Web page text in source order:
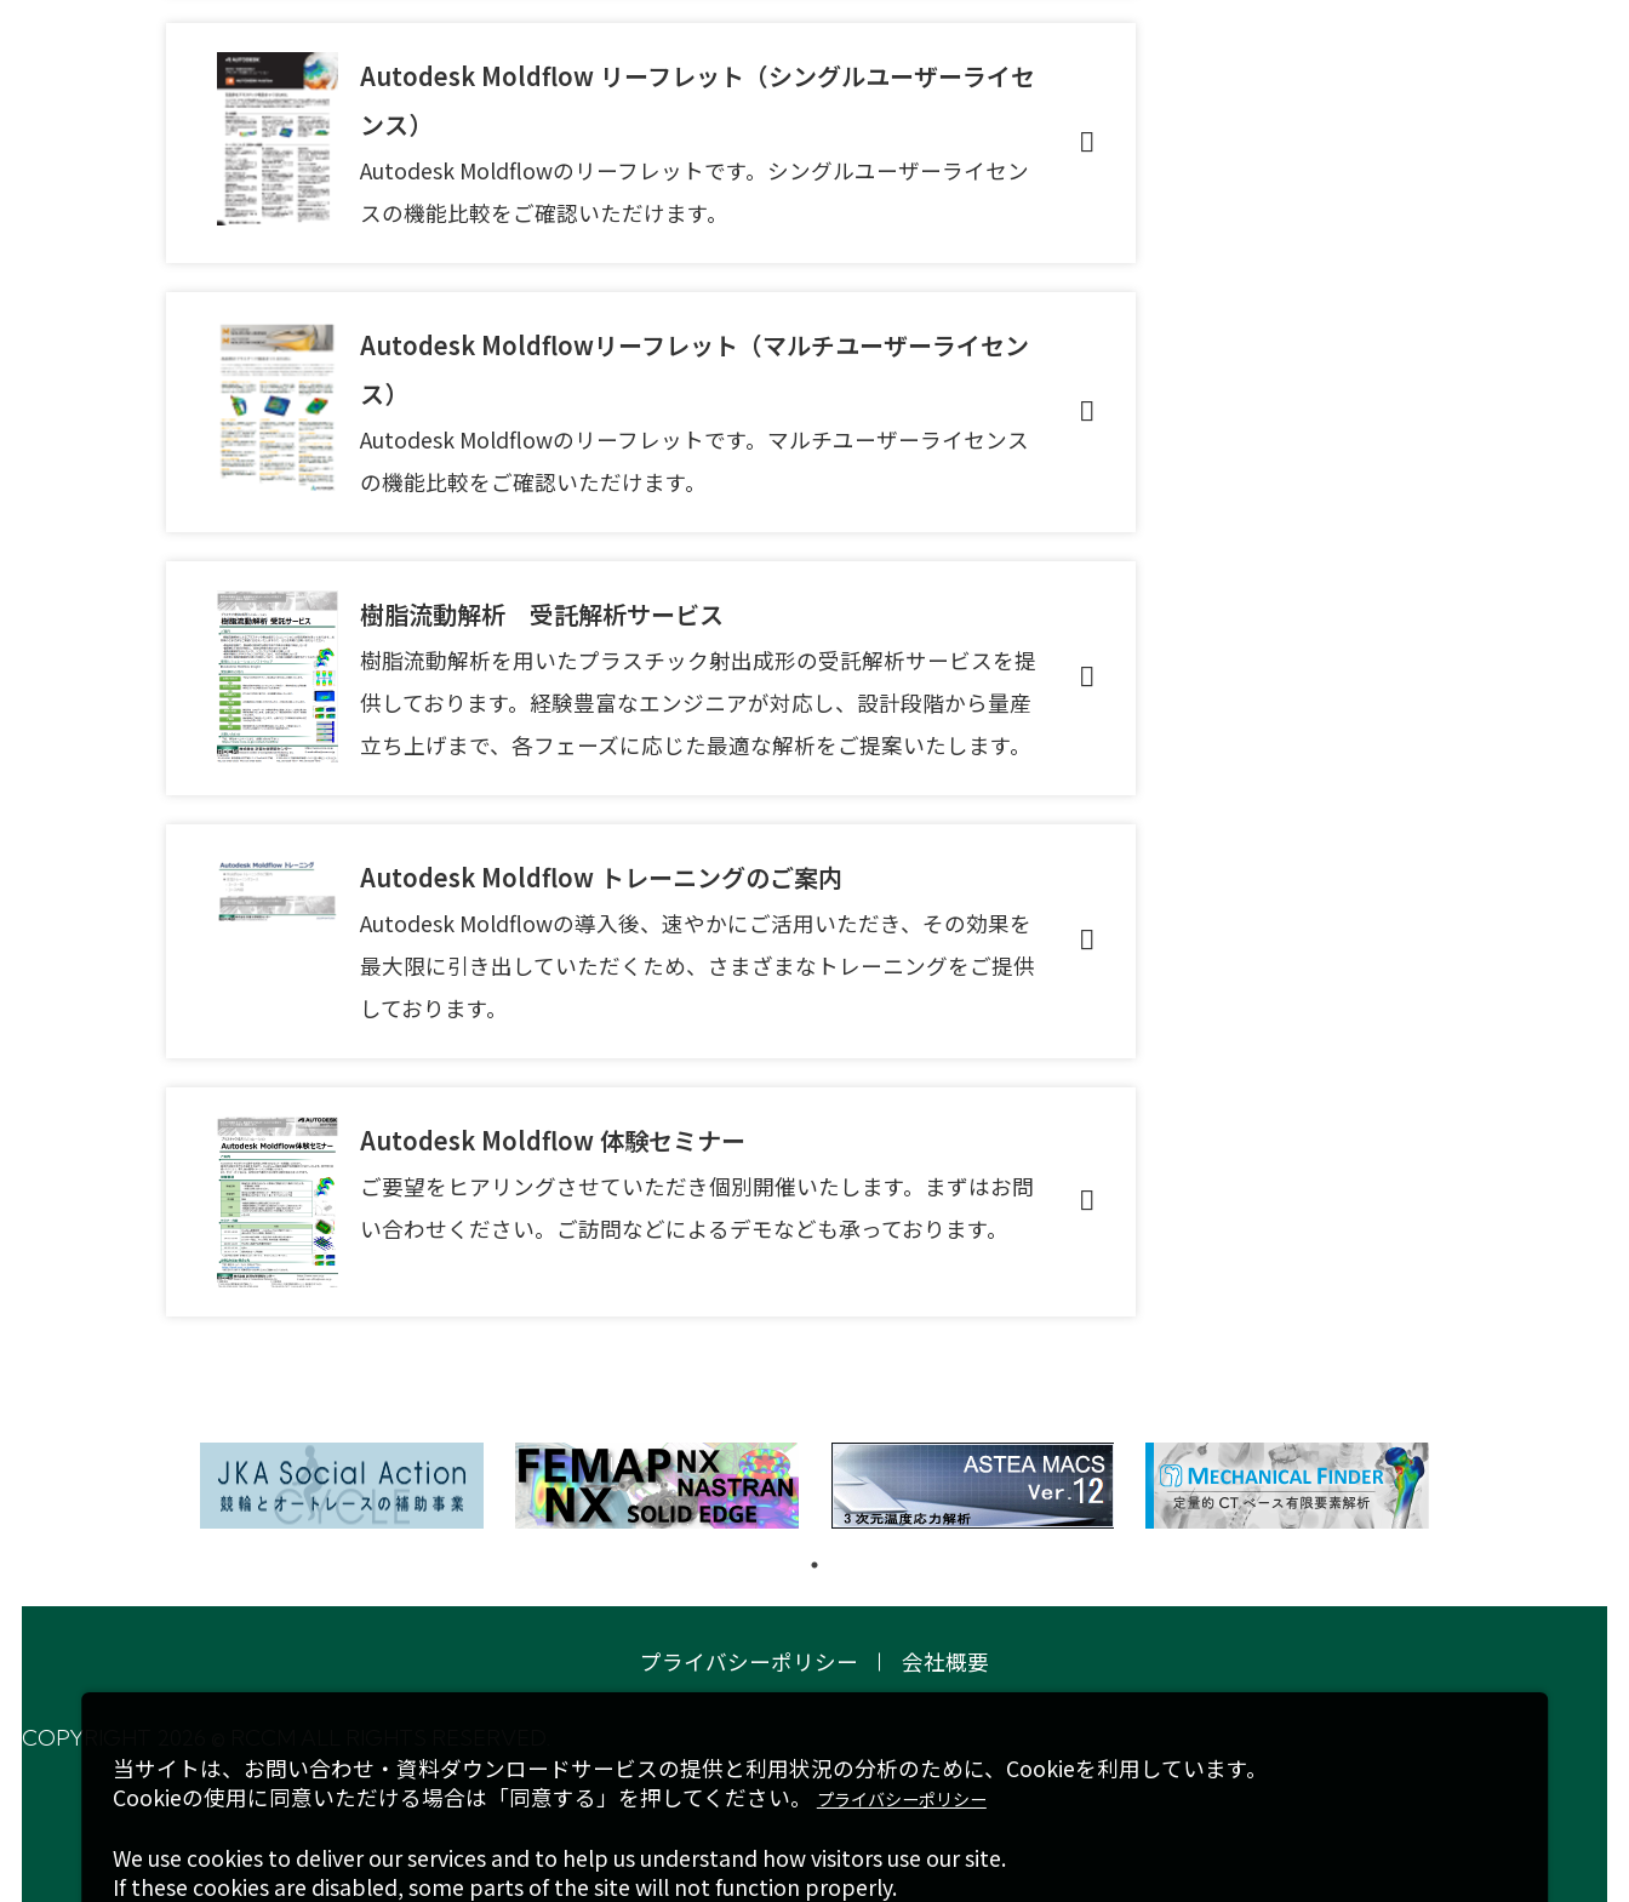
Autodesk Moldflow リーフレット（シングルユーザーライセ
ンス）
Autodesk Moldflowのリーフレットです。シングルユーザーライセン
スの機能比較をご確認いただけます。
Autodesk Moldflowリーフレット（マルチユーザーライセン
ス）
Autodesk Moldflowのリーフレットです。マルチユーザーライセンス
の機能比較をご確認いただけます。
樹脂流動解析 受託解析サービス
樹脂流動解析を用いたプラスチック射出成形の受託解析サービスを提
供しております。 経験豊富なエンジニアが対応し、設計段階から量産
立ち上げまで、各フェーズに応じた最適な解析をご提案いたします。
Autodesk Moldflow トレーニングのご案内
Autodesk Moldflowの導入後、速やかにご活用いただき、その効果を
最大限に引き出していただくため、さまざまなトレーニングをご提供
しております。
Autodesk Moldflow 体験セミナー
ご要望をヒアリングさせていただき個別開催いたします。まずはお問
い合わせください。ご訪問などによるデモなども承っております。
プライバシーポリシー 会社概要
COPYRIGHT 2026 © RCCM ALL RIGHTS RESERVED.
当サイトは、お問い合わせ・資料ダウンロードサービスの提供と利用状況の分析のために、Cookieを利用しています。
Cookieの使用に同意いただける場合は「同意する」を押してください。
プライバシーポリシー
We use cookies to deliver our services and to help us understand how visitors use our site.
If these cookies are disabled, some parts of the site will not function properly.